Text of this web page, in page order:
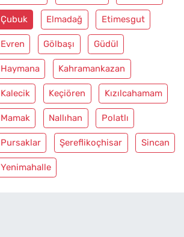
Çubuk Elmadağ Etimesgut
Evren Gölbaşı Güdül
Haymana Kahramankazan
Kalecik Keçiören Kızılcahamam
Mamak Nallıhan Polatlı
Pursaklar Şereflikoçhisar Sincan
Yenimahalle